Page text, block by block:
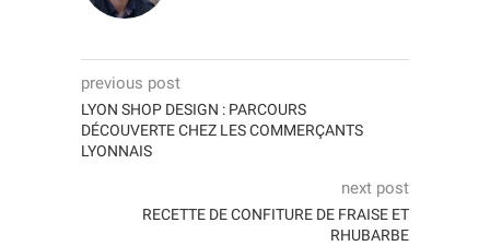
previous post
LYON SHOP DESIGN : PARCOURS
DÉCOUVERTE CHEZ LES COMMERÇANTS
LYONNAIS
next post
RECETTE DE CONFITURE DE FRAISE ET
RHUBARBE